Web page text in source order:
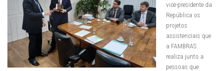
vice-presidente da
República os
projetos
assistenciais que
a FAMBRAS
realiza junto a
pessoas que